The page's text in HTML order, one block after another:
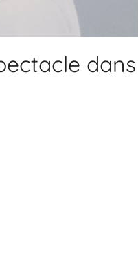
dans